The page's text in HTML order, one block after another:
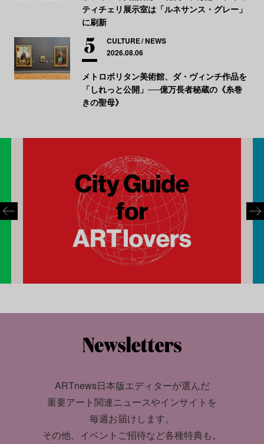
ティチェリ展示室は「ルネサンス・グレー」
に刷新
CULTURE NEWS
2026.08.06
メトロポリタン美術館、ダ・ヴィンチ作品を
「しれっと公開」──億万長者秘蔵の《糸巻
きの聖母》
ARTnews日本版エディターが選んだ
重要アート関連ニュースやインサイトを
毎週お届けします。
その他、イベントご招待など各種特典も。